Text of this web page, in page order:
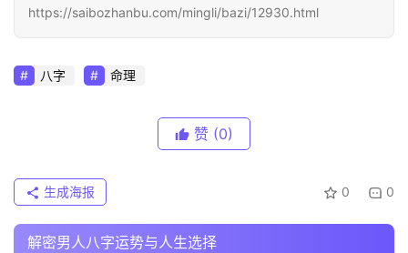
https://saibozhanbu.com/mingli/bazi/12930.html
八字 命理
赞 (0)
0 0
生成海报
解密男人八字运势与人生选择